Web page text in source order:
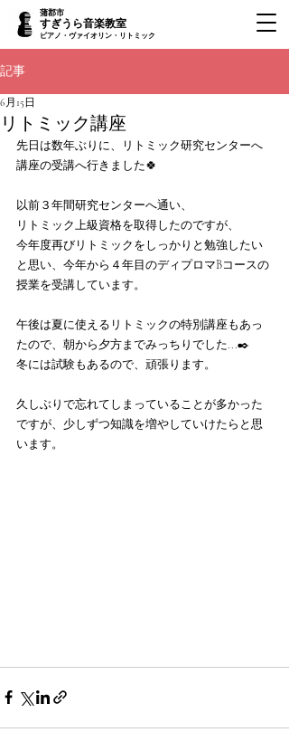
蒲郡市
すぎうら音楽教室
ピアノ・ヴァイオリン・リトミック
記事
リトミック講座
6月15日
先日は数年ぶりに、リトミック研究センターへ
講座の受講へ行きました🍀
以前３年間研究センターへ通い、
リトミック上級資格を取得したのですが、
今年度再びリトミックをしっかりと勉強したい
と思い、今年から４年目のディプロマBコースの
授業を受講しています。
午後は夏に使えるリトミックの特別講座もあっ
たので、朝から夕方までみっちりでした...✒️
冬には試験もあるので、頑張ります。
久しぶりで忘れてしまっていることが多かった
ですが、少しずつ知識を増やしていけたらと思
います。